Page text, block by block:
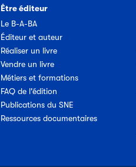
Être éditeur
Le B-A-BA
Éditeur et auteur
Réaliser un livre
Vendre un livre
Métiers et formations
FAQ de l'édition
Publications du SNE
Ressources documentaires